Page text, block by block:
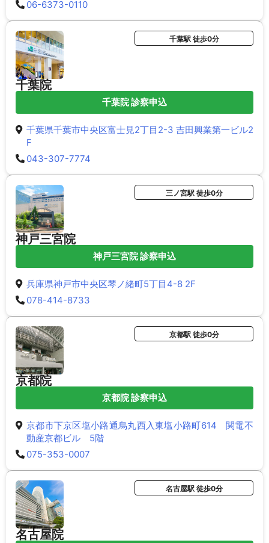
06-6373-0110
千葉院
千葉駅 徒歩0分
千葉院 診察申込
千葉県千葉市中央区富士見2丁目2-3 吉田興業第一ビル2
F
043-307-7774
神戸三宮院
三ノ宮駅 徒歩0分
神戸三宮院 診察申込
兵庫県神戸市中央区琴ノ緒町5丁目4-8 2F
078-414-8733
京都院
京都駅 徒歩0分
京都院 診察申込
京都市下京区塩小路通烏丸西入東塩小路町614 関電不
動産京都ビル 5階
075-353-0007
名古屋院
名古屋駅 徒歩0分